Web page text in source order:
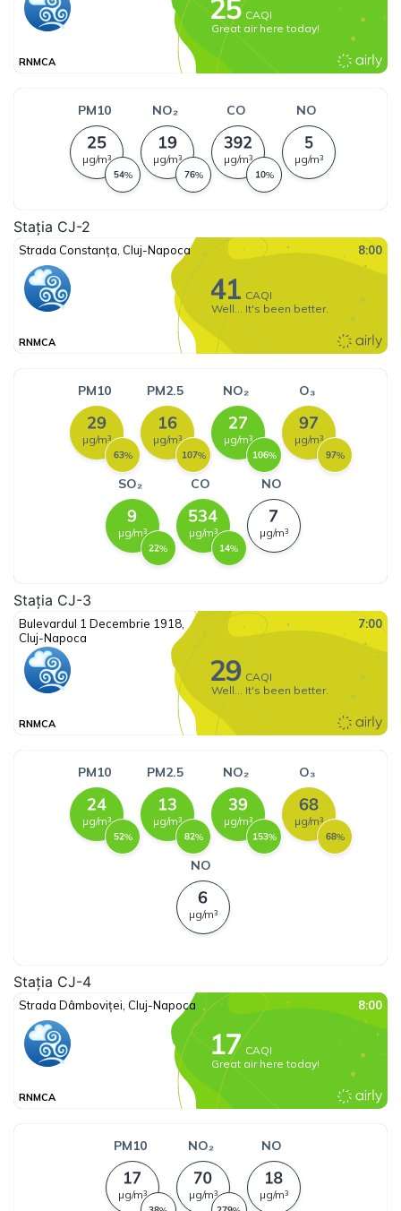
Stația CJ-2
Stația CJ-3
Stația CJ-4